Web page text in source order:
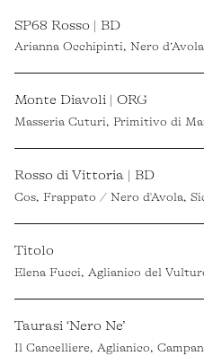
SP68 Rosso | BD
Arianna Occhipinti, Nero
Monte Diavoli | ORG
Masseria Cuturi, Primitivo di
Rosso di Vittoria | BD
Cos, Frappato / Nero d'Avola,
Titolo
Elena Fucci, Aglianico del
Taurasi ‘Nero Ne’
Il Cancelliere, Aglianico,